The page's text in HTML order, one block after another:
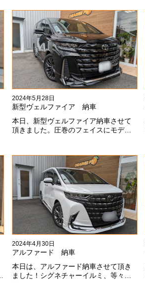
ございます#x1f60a;
2024年5月28日
新型ヴェルファイア 納車
本日、新型ヴェルファイア納車させて
頂きました。圧巻のフェイスにモデリ
も本当にありがとうございます
#x1f60a;
2024年4月30日
アルファード 納車
本日は、アルファード納車させて頂き
ました！シグネチャーイルミ、等々満